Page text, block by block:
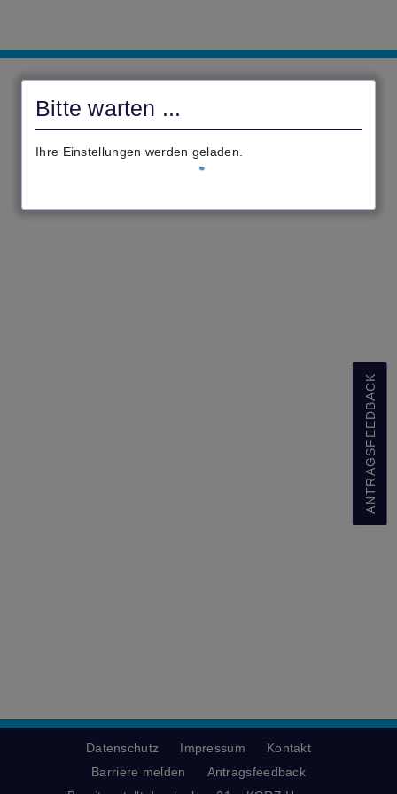
Bitte warten ...
Ihre Einstellungen werden geladen.
ANTRAGSFEEDBACK
Datenschutz Impressum
Kontakt
Barriere melden
Antragsfeedback